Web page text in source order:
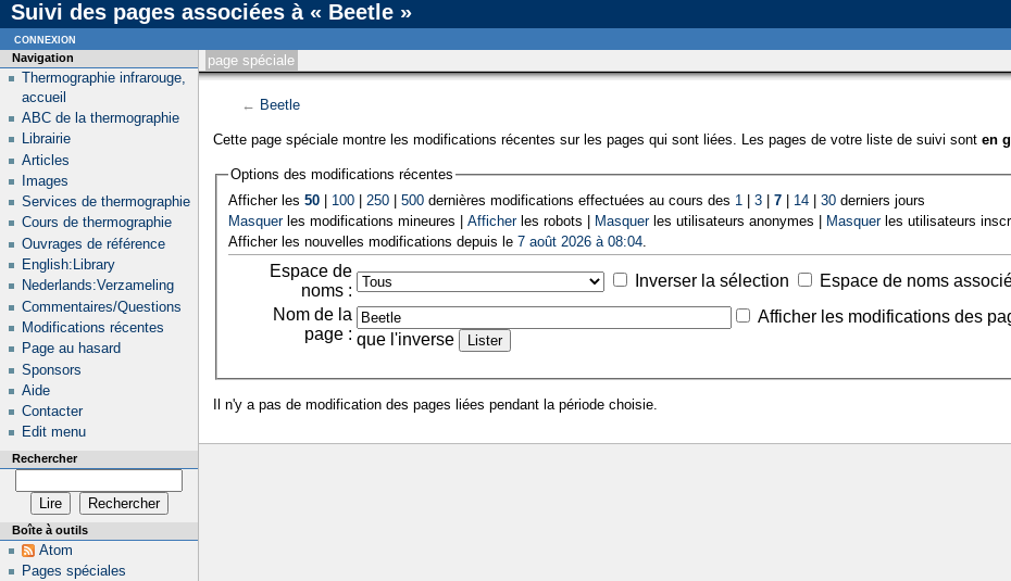
Suivi des pages associées à « Beetle »
page spéciale
← Beetle
Cette page spéciale montre les modifications récentes sur les pages qui sont liées. Les pages de votre liste de suivi sont en
Options des modifications récentes
Afficher les 50| 100| 250| 500dernières modifications effectuées au cours des 1 | 3| 7| 14| 30derniers jours
Masquerles modifications mineures | Afficherles robots | Masquerles utilisateurs anonymes | Masquerles utilisateurs
Afficher les nouvelles modifications depuis le 7 août 2026 à 08:04.
Espace de
noms :
Inverser la sélection
Espace de noms
Nom de la
page :
Afficher les modifications des
que l'inverse
Il n'y a pas de modification des pages liées pendant la période choisie.
Navigation
Thermographie infrarouge,
accueil
ABC de la thermographie
Librairie
Articles
Images
Services de thermographie
Cours de thermographie
Ouvrages de référence
English:Library
Nederlands:Verzameling
Commentaires/Questions
Modifications récentes
Page au hasard
Sponsors
Aide
Contacter
Edit menu
Rechercher
Boîte à outils
Atom
Pages spéciales
connexion